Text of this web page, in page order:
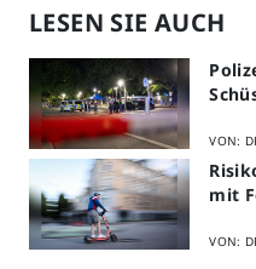
LESEN SIE AUCH
VON:
mit
VON: